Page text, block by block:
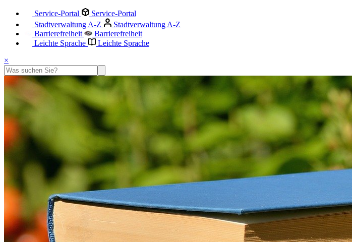
Service-Portal
Service-Portal
Stadtverwaltung A-Z
Stadtverwaltung A-Z
Barrierefreiheit
Barrierefreiheit
Leichte Sprache
Leichte Sprache
×